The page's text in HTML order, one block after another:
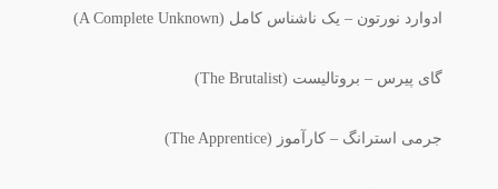
ادوارد نورتون – یک ناشناس کامل (A Complete Unknown)
گای پیرس – بروتالیست (The Brutalist)
جرمی استرانگ – کارآموز (The Apprentice)